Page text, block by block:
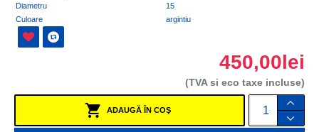
Diametru
15
Culoare
argintiu
450,00lei
(TVA si eco taxe incluse)
ADAUGĂ ÎN COŞ